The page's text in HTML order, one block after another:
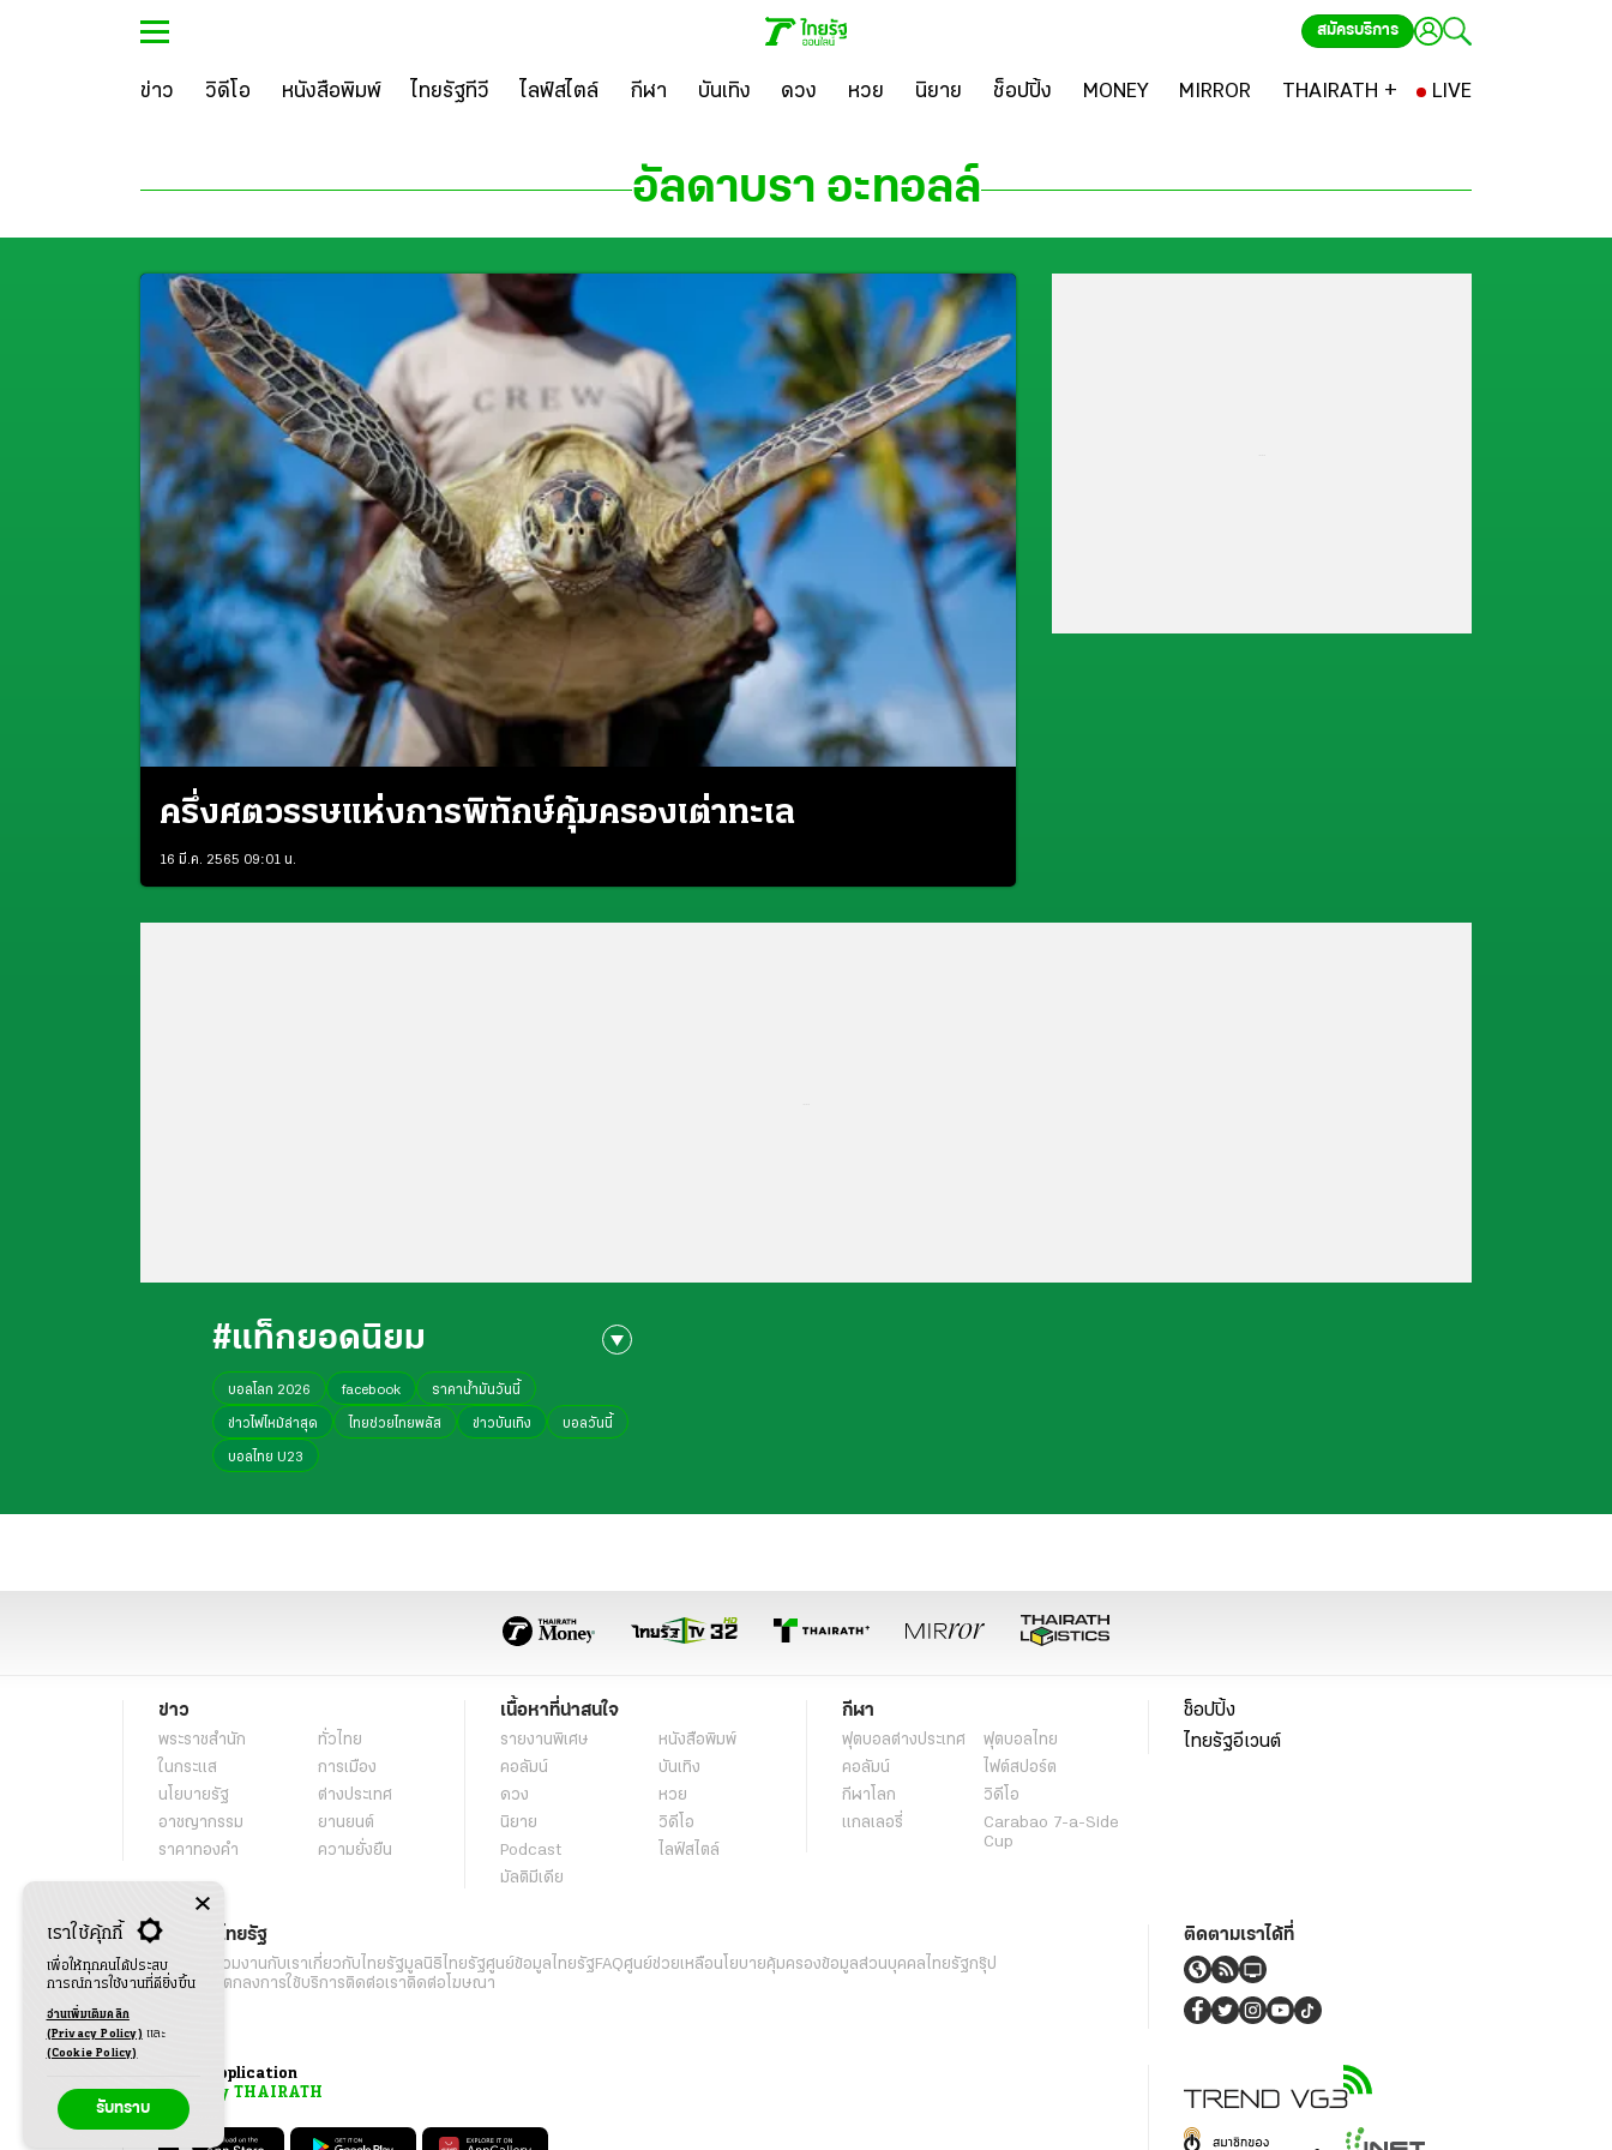
สมัครบริการ
ข่าว วิดีโอ หนังสือพิมพ์ ไทยรัฐทีวี ไลฟ์สไตล์ กีฬา บันเทิง ดวง หวย นิยาย ช็อปปิ้ง MONEY MIRROR THAIRATH + LIVE
อัลดาบรา อะทอลล์
ครึ่งศตวรรษแห่งการพิทักษ์คุ้มครองเต่าทะเล
16 มี.ค. 2565 09:01 น.
#แท็กยอดนิยม
บอลโลก 2026 facebook ราคาน้ำมันวันนี้
ข่าวไฟไหม้ล่าสุด ไทยช่วยไทยพลัส ข่าวบันเทิง บอลวันนี้
บอลไทย U23
ข่าว
พระราชสำนัก
ทั่วไทย
ในกระแส
การเมือง
นโยบายรัฐ
ต่างประเทศ
อาชญากรรม
ยานยนต์
ราคาทองคำ
ความยั่งยืน
เนื้อหาที่น่าสนใจ
รายงานพิเศษ
หนังสือพิมพ์
คอลัมน์
บันเทิง
ดวง
หวย
นิยาย
วิดีโอ
Podcast
ไลฟ์สไตล์
มัลติมีเดีย
กีฬา
ฟุตบอลต่่างประเทศ
ฟุตบอลไทย
คอลัมน์
ไฟต์สปอร์ต
กีฬาโลก
วิดีโอ
แกลเลอรี่
Carabao 7-a-Side
Cup
ช็อปปิ้ง
ไทยรัฐอีเวนต์
เกี่ยวกับไทยรัฐ
กิจกรรม ร่วมงานกับเราเกี่ยวกับไทยรัฐมูลนิธิไทยรัฐศูนย์ข้อมูลไทยรัฐFAQศูนย์ช่วยเหลือนโยบายคุ้มครองข้อมูลส่วนบุคคลไทยรัฐกรุ๊ป
เงื่อนไขข้อตกลงการใช้บริการติดต่อเราติดต่อโฆษณา
ติดตามเราได้ที่
Application
My THAIRATH
เราใช้คุ้กกี้
เพื่อให้ทุกคนได้ประสบ
การณ์การใช้งานที่ดียิ่งขึ้น
อ่านเพิ่มเติมคลิก
(Privacy Policy) และ
(Cookie Policy)
รับทราบ